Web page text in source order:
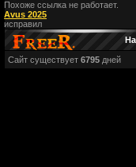
Похоже ссылка не работает.
Avus 2025
исправил
Сайт существует 6795 дней